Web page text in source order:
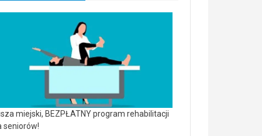
miejski, BEZPŁATNY program rehabilitacji
seniorów!